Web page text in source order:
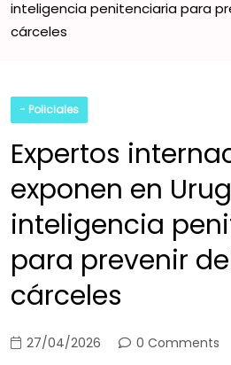
inteligencia penitenciaria para
cárceles
- Policiales
Expertos
exponen en
inteligencia
para prevenir
cárceles
27/04/2026 0 Comments